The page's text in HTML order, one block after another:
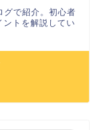
グで紹介。初心者
ントを解説してい